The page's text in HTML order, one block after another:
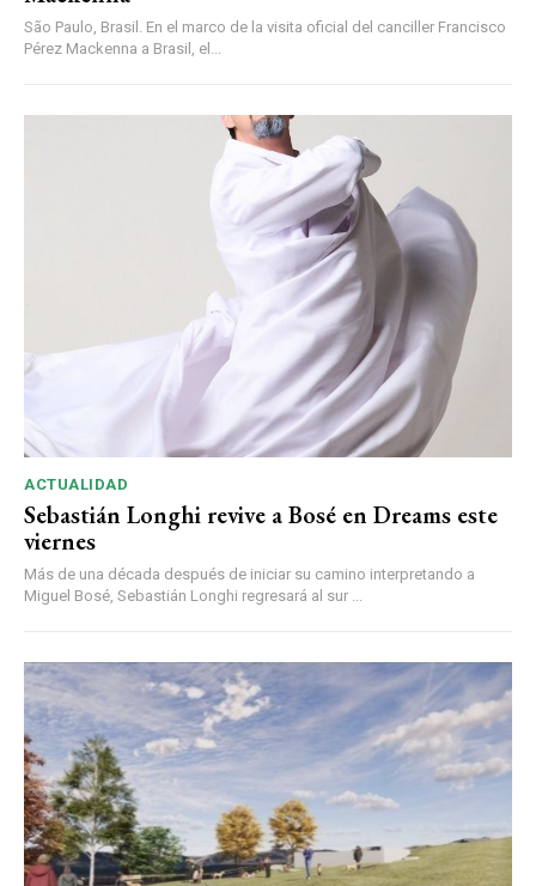
São Paulo, Brasil. En el marco de la visita oficial del canciller Francisco
Pérez Mackenna a Brasil, el...
ACTUALIDAD
Sebastián Longhi revive a Bosé en Dreams este
viernes
Más de una década después de iniciar su camino interpretando a
Miguel Bosé, Sebastián Longhi regresará al sur ...